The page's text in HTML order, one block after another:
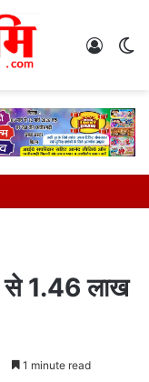
Log
से 1.46 लाख
1 minute read